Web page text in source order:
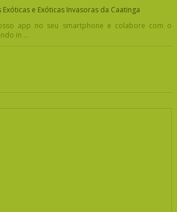
Exóticas e Exóticas Invasoras da Caatinga
app no seu smartphone e colabore com o
in ...